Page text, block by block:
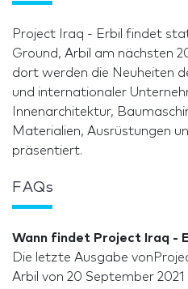
Project Iraq - Erbil findet
Ground, Arbil am nächsten
dort werden die Neuheiten
und internationaler
Innenarchitektur,
Materialien, Ausrüstungen
präsentiert.
FAQs
Wann findet Project Iraq -
Die letzte Ausgabe
Arbil von 20 September 2021